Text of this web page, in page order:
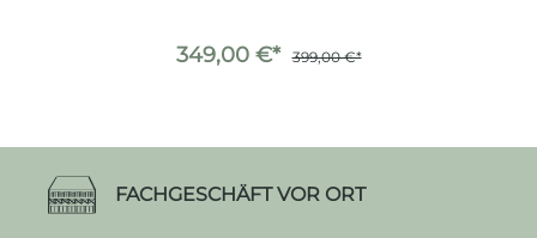
349,00 €* 399,00 €*
FACHGESCHÄFT VOR ORT